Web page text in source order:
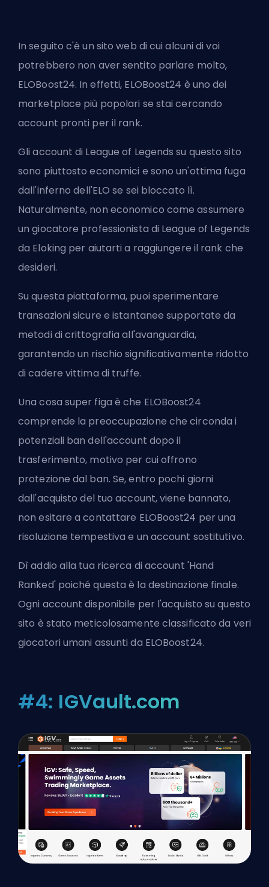
In seguito c'è un sito web di cui alcuni di voi
potrebbero non aver sentito parlare molto,
ELOBoost24. In effetti, ELOBoost24 è uno dei
marketplace più popolari se stai cercando
account pronti per il rank.
Gli account di League of Legends su questo sito
sono piuttosto economici e sono un'ottima fuga
dall'inferno dell'ELO se sei bloccato lì.
Naturalmente, non economico comeassumere
un giocatore professionista di League of Legends
da Eloking per aiutarti a raggiungere il rank che
desideri.
Su questa piattaforma, puoi sperimentare
transazioni sicure e istantanee supportate da
metodi di crittografia all'avanguardia,
garantendo un rischio significativamente ridotto
di cadere vittima di truffe.
Una cosa super figa è che ELOBoost24
comprende la preoccupazione che circonda i
potenziali ban dell'account dopo il
trasferimento, motivo per cui offrono
protezione dal ban. Se, entro pochi giorni
dall'acquisto del tuo account, viene bannato,
non esitare a contattare ELOBoost24 per una
risoluzione tempestiva e un account sostitutivo.
Dì addio alla tua ricerca di account 'Hand
Ranked' poiché questa è la destinazione finale.
Ogni account disponibile per l'acquisto su questo
sito è stato meticolosamente classificato da veri
giocatori umani assunti da ELOBoost24.
#4: IGVault.com